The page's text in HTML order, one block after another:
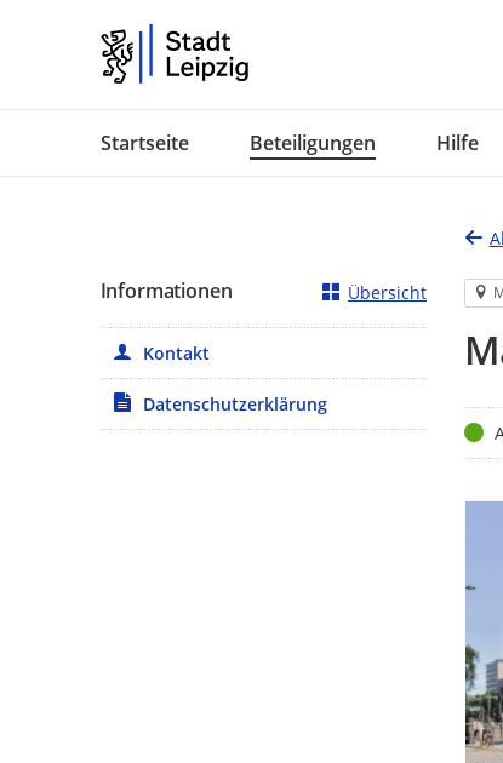
Startseite Beteiligungen Hilfe
Informationen Übersicht
Kontakt
Datenschutzerklärung